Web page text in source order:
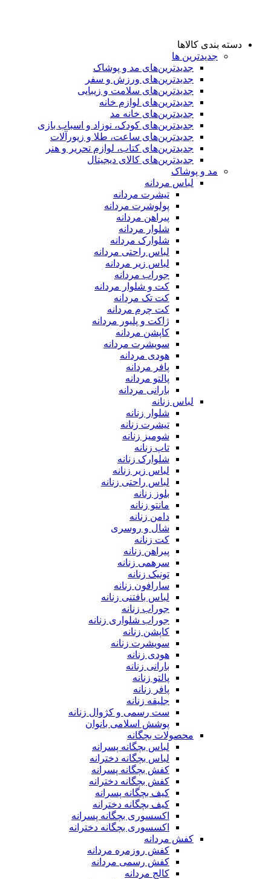
دسته بندی کالاها
جدیدترین ها
جدید‌ترین‌های مد و پوشاک
جدید‌ترین‌های ورزش و سفر
جدید‌ترین‌های سلامت و زیبایی
جدید‌ترین‌های لوازم خانه
جدیدترین‌های خانه مد
جدید‌ترین‌های کودک، نوزاد و اسباب بازی
جدید‌ترین‌های ساعت، طلا و زیورآلات
جدید‌ترین‌های کتاب، لوازم تحریر و هنر
جدید‌ترین‌های کالای دیجیتال
مد و پوشاک
لباس مردانه
تیشرت مردانه
پولوشرت مردانه
پیراهن مردانه
شلوار مردانه
شلوارک مردانه
لباس راحتی مردانه
لباس زیر مردانه
جوراب مردانه
کت و شلوار مردانه
کت تک مردانه
کت چرم مردانه
ژاکت و پلیور مردانه
کاپشن مردانه
سویشرت مردانه
هودی مردانه
پافر مردانه
پالتو مردانه
بارانی مردانه
لباس زنانه
شلوار زنانه
تیشرت زنانه
شومیز زنانه
تاپ زنانه
شلوارک زنانه
لباس زیر زنانه
لباس راحتی زنانه
بلوز زنانه
مانتو زنانه
دامن زنانه
شال و روسری
کت زنانه
پیراهن زنانه
سرهمی زنانه
تونیک زنانه
سارافون زنانه
لباس بافتنی زنانه
جوراب زنانه
جوراب شلواری زنانه
کاپشن زنانه
سویشرت زنانه
هودی زنانه
بارانی زنانه
پالتو زنانه
پافر زنانه
جلیقه زنانه
ست رسمی و کژوال زنانه
پوشش اسلامی بانوان
محصولات بچگانه
لباس بچگانه پسرانه
لباس بچگانه دخترانه
کفش بچگانه پسرانه
کفش بچگانه دخترانه
کیف بچگانه پسرانه
کیف بچگانه دخترانه
اکسسوری بچگانه پسرانه
اکسسوری بچگانه دخترانه
کفش مردانه
کفش روزمره مردانه
کفش رسمی مردانه
کالج مردانه